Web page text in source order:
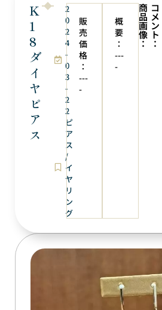
K
1
8
ダ
イ
ヤ
ピ
ア
ス
2
0
2
4
-
0
3
-
2
2
ピ
ア
ス
/
イ
ヤ
リ
ン
グ
販
売
価
格
：
---
-
概
要
：
---
-
商
品
画
像
：
コ
メ
ン
ト
：